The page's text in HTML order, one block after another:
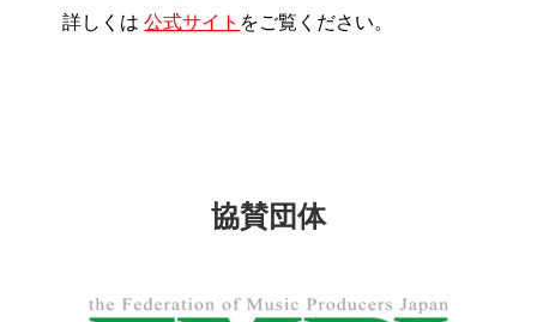
詳しくは公式サイト をご覧ください。
協賛団体